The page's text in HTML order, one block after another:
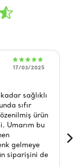
17/03/2025
sağlıklı
sıfır
ürün
Umarım bu
gelmeye
siparişini de